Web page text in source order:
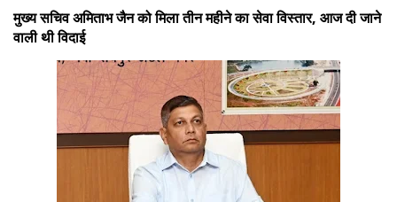
मुख्य सचिव अमिताभ जैन को मिला तीन महीने का सेवा विस्तार, आज दी जाने
वाली थी विदाई